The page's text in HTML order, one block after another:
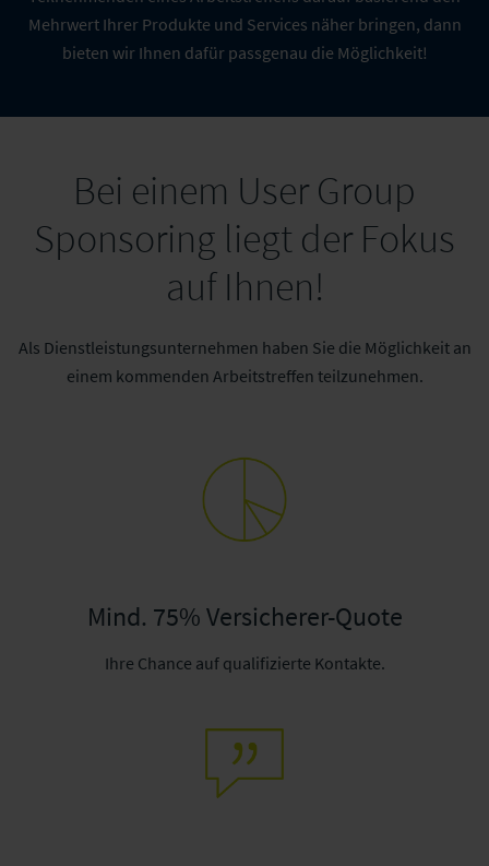
Mehrwert Ihrer Produkte und Services näher bringen, dann
bieten wir Ihnen dafür passgenau die Möglichkeit!
Bei einem User Group
Sponsoring liegt der Fokus
auf Ihnen!
Als Dienstleistungsunternehmen haben Sie die Möglichkeit an
einem kommenden Arbeitstreffen teilzunehmen.
Mind. 75% Versicherer-Quote
Ihre Chance auf qualifizierte Kontakte.